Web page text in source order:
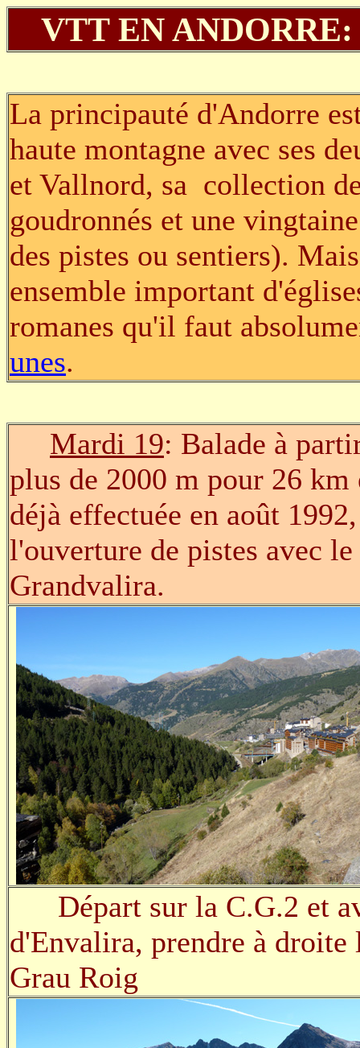
VTT EN ANDORRE:
La principauté d'Andorre
haute montagne avec ses
et Vallnord, sa collection
goudronnés et une
des pistes ou sentiers).
ensemble important
romanes qu'il faut
unes.
Mardi 19: Balade à
plus de 2000 m pour 26
déjà effectuée en août
l'ouverture de pistes avec
Grandvalira.
Départ sur la C.G.2 et
d'Envalira, prendre à
Grau Roig